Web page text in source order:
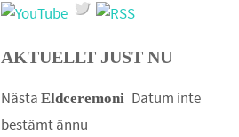
AKTUELLT JUST NU
Nästa Eldceremoni Datum inte
bestämt ännu